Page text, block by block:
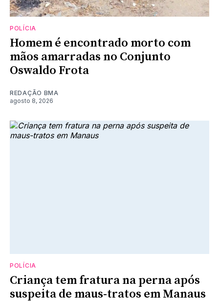
POLÍCIA
Homem é encontrado morto com
mãos amarradas no Conjunto
Oswaldo Frota
REDAÇÃO BMA
agosto 8, 2026
POLÍCIA
Criança tem fratura na perna após
suspeita de maus-tratos em Manaus